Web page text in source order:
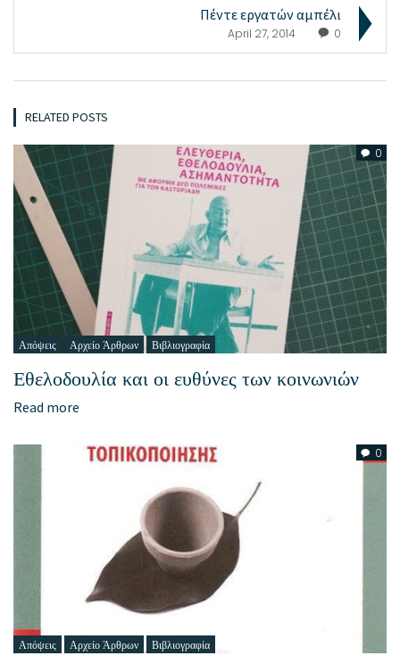
Πέντε εργατών αμπέλι
April 27, 2014 0
RELATED POSTS
0
Απόψεις Αρχείο Άρθρων Βιβλιογραφία
Εθελοδουλία και οι ευθύνες των κοινωνιών
Read more
0
Απόψεις Αρχείο Άρθρων Βιβλιογραφία